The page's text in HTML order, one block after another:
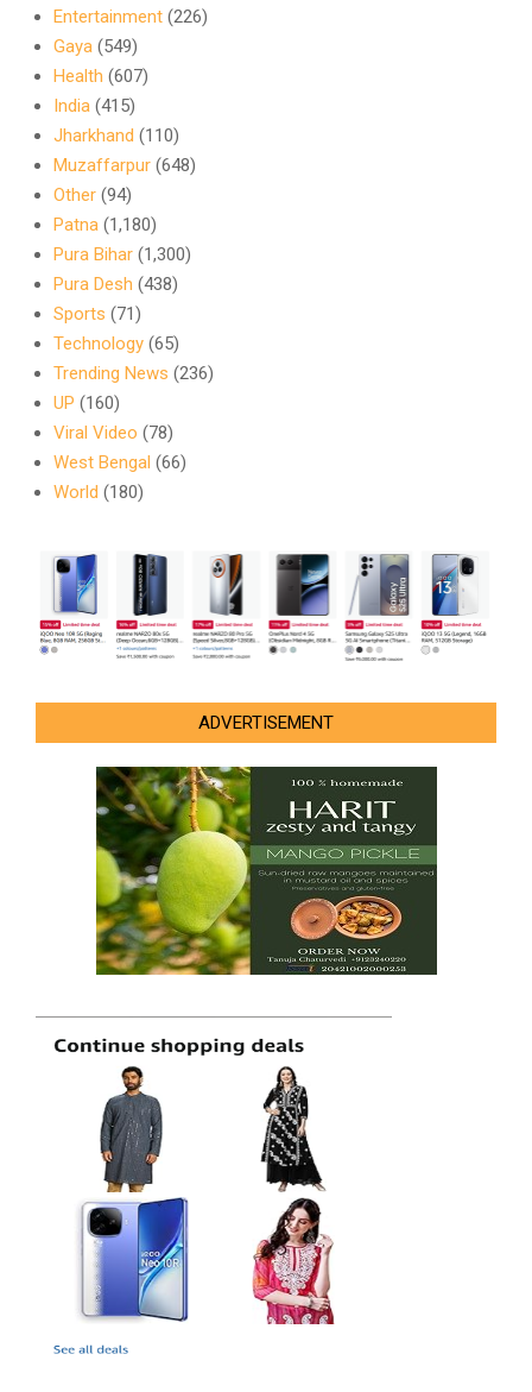
Entertainment (226)
Gaya (549)
Health (607)
India (415)
Jharkhand (110)
Muzaffarpur (648)
Other (94)
Patna (1,180)
Pura Bihar (1,300)
Pura Desh (438)
Sports (71)
Technology (65)
Trending News (236)
UP (160)
Viral Video (78)
West Bengal (66)
World (180)
ADVERTISEMENT